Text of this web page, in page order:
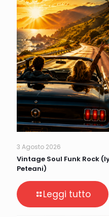
3 Agosto 2026
Vintage Soul Funk Rock
Peteani)
Leggi tutto